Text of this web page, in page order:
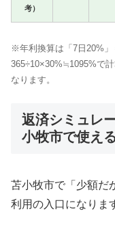
考）
※年利換算は「7日20%」
365÷10×30%≒1095%で
なります。
返済シミュレ
小牧市で使え
苫小牧市で「少額だ
利用の入口になりま